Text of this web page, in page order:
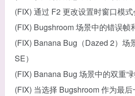
(FIX) 通过 F2 更改设置时窗口模式
(FIX) Bugshroom 场景中的错误帧
(FIX) Banana Bug（Dazed 2）场
SE）
(FIX) Banana Bug 场景中的双重“
(FIX) 当选择 Bugshroom 作为最